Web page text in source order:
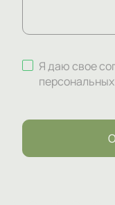
Я даю свое